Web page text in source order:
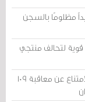
مظلومًا بالسجن
لتحالف منتجي
محكمة «أمن الدولة» في الكويت: الامتناع عن معاقبة 109